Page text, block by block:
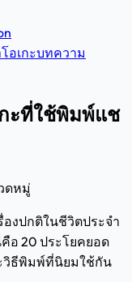
อเกะบทความ
ะที่ใช้พิมพ์แช
ดหมู่
งปกติในชีวิตประจำ
อ 20 ประโยคยอด
วิธีพิมพ์ที่นิยมใช้กัน